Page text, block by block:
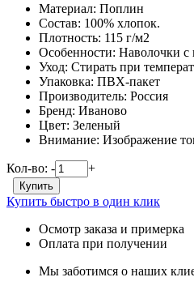
Материал: Поплин
Состав: 100% хлопок.
Плотность: 115 г/м2
Особенности: Наволочки с
Уход: Стирать при
Упаковка: ПВХ-пакет
Производитель: Россия
Бренд: Иваново
Цвет: Зеленый
Внимание: Изображение
Кол-во: - +
Купить быстро в один клик
Осмотр заказа и примерка
Оплата при получении
Мы заботимся о наших